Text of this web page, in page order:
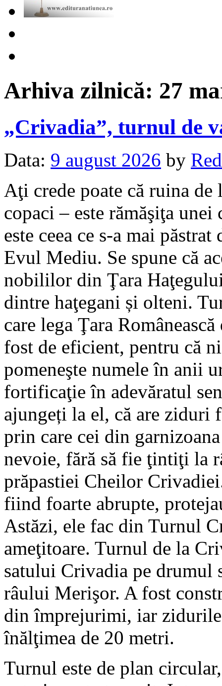
Arhiva zilnică: 27
„Crivadia”, turnul de
Data: 9 august 2026 by
Aţi crede poate că ruina de
copaci – este rămăşiţa
este ceea ce s-a mai
Evul Mediu. Se spune că
nobililor din Ţara
dintre haţegani și olteni.
care lega Ţara
fost de eficient, pentru că
pomeneşte numele în anii
fortificaţie în adevăratul
ajungeți la el, că are ziduri
prin care cei din
nevoie, fără să fie ţintiţi la
prăpastiei Cheilor
fiind foarte abrupte,
Astăzi, ele fac din Turnul
ameţitoare. Turnul de la
satului Crivadia pe drumul
râului Merişor. A fost
din împrejurimi, iar
înălţimea de 20 metri.
Turnul este de plan